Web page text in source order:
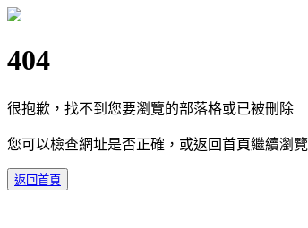
404
很抱歉，找不到您要瀏覽的部落格或已被刪除
您可以檢查網址是否正確，或返回首頁繼續瀏覽
返回首頁